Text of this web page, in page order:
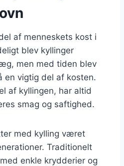
af menneskets kost i
blev kyllinger
men med tiden blev
en vigtig del af kosten.
af kyllingen, har altid
smag og saftighed.
med kylling været
Traditionelt
enkle krydderier og